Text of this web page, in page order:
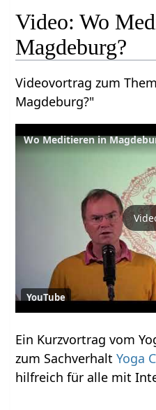
Video: Wo
Magdeburg?
Videovortrag zum
Magdeburg?"
Wo Meditieren in
YouTube
Ein Kurzvortrag vom
zum SachverhaltYoga
hilfreich für alle mit